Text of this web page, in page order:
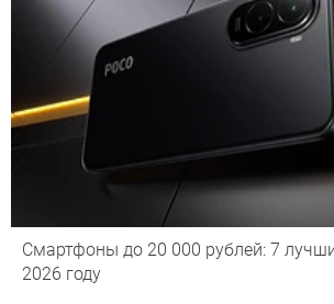
Смартфоны до 20 000 рублей: 7
2026 году